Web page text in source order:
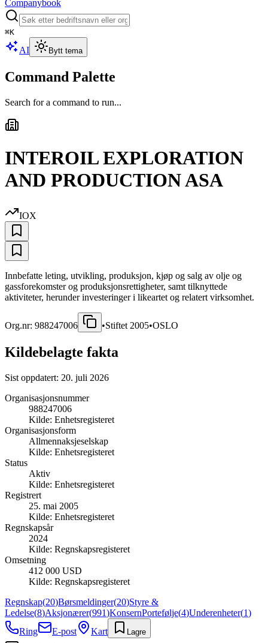
Companybook
⌘K
AI Bytt tema
Command Palette
Search for a command to run...
INTEROIL EXPLORATION
AND PRODUCTION ASA
IOX
Innbefatte leting, utvikling, produksjon, kjøp og salg av olje og
gassforekomster og produksjonsrettigheter, samt tilknyttede
aktiviteter, herunder investeringer i likeartet og relatert virksomhet.
Org.nr: 988247006 •Stiftet 2005•OSLO
Kildebelagte fakta
Sist oppdatert: 20. juli 2026
Organisasjonsnummer
988247006
Kilde: Enhetsregisteret
Organisasjonsform
Allmennaksjeselskap
Kilde: Enhetsregisteret
Status
Aktiv
Kilde: Enhetsregisteret
Registrert
25. mai 2005
Kilde: Enhetsregisteret
Regnskapsår
2024
Kilde: Regnskapsregisteret
Omsetning
412 000 USD
Kilde: Regnskapsregisteret
Regnskap(20)Børsmeldinger(20)Styre &
Ledelse(8)Aksjonærer(991)KonsernPortefølje(4)Underenheter(1)
Ring
E-post Kart Lagre